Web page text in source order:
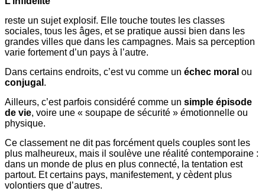
reste un sujet explosif. Elle touche toutes les classes
sociales, tous les âges, et se pratique aussi bien dans les
grandes villes que dans les campagnes. Mais sa perception
varie fortement d’un pays à l’autre.
Dans certains endroits, c’est vu comme un échec moral ou
conjugal .
Ailleurs, c’est parfois considéré comme un simple épisode
de vie, voire une « soupape de sécurité » émotionnelle ou
physique.
Ce classement ne dit pas forcément quels couples sont les
plus malheureux, mais il soulève une réalité contemporaine :
dans un monde de plus en plus connecté, la tentation est
partout. Et certains pays, manifestement, y cèdent plus
volontiers que d’autres.